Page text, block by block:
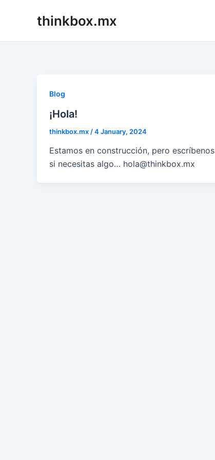
thinkbox.mx
Blog
¡Hola!
thinkbox.mx /4 January, 2024
Estamos en construcción, pero escríbenos
si necesitas algo… hola@thinkbox.mx